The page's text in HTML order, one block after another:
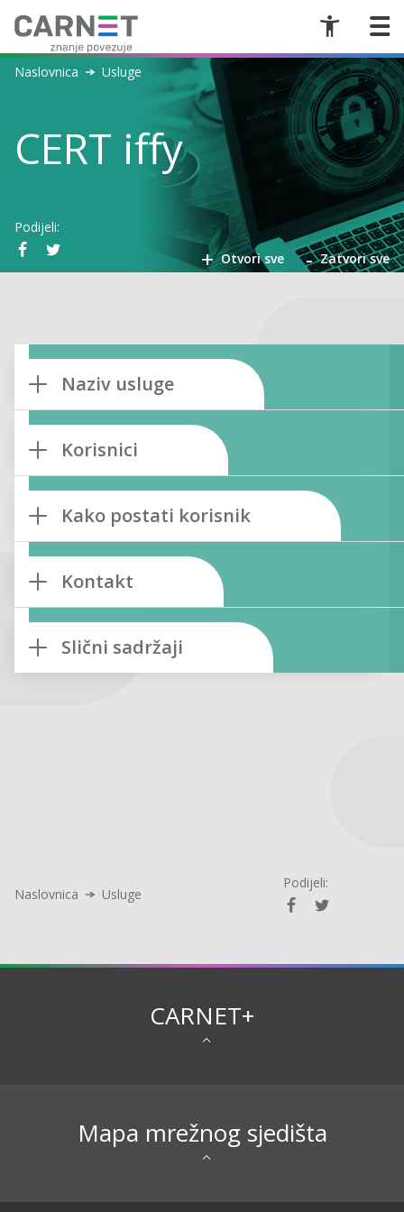
Naslovnica Usluge
CERT iffy
Podijeli:
+ Otvori sve - Zatvori sve
Naziv usluge
Korisnici
Kako postati korisnik
Kontakt
Slični sadržaji
Naslovnica Usluge
Podijeli:
CARNET+
Mapa mrežnog sjedišta